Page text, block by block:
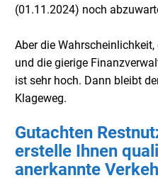
(01.11.2024) noch
Aber die
und die gierige
ist sehr hoch. Dann bleibt
Klageweg.
Gutachten
erstelle Ihnen
anerkannte